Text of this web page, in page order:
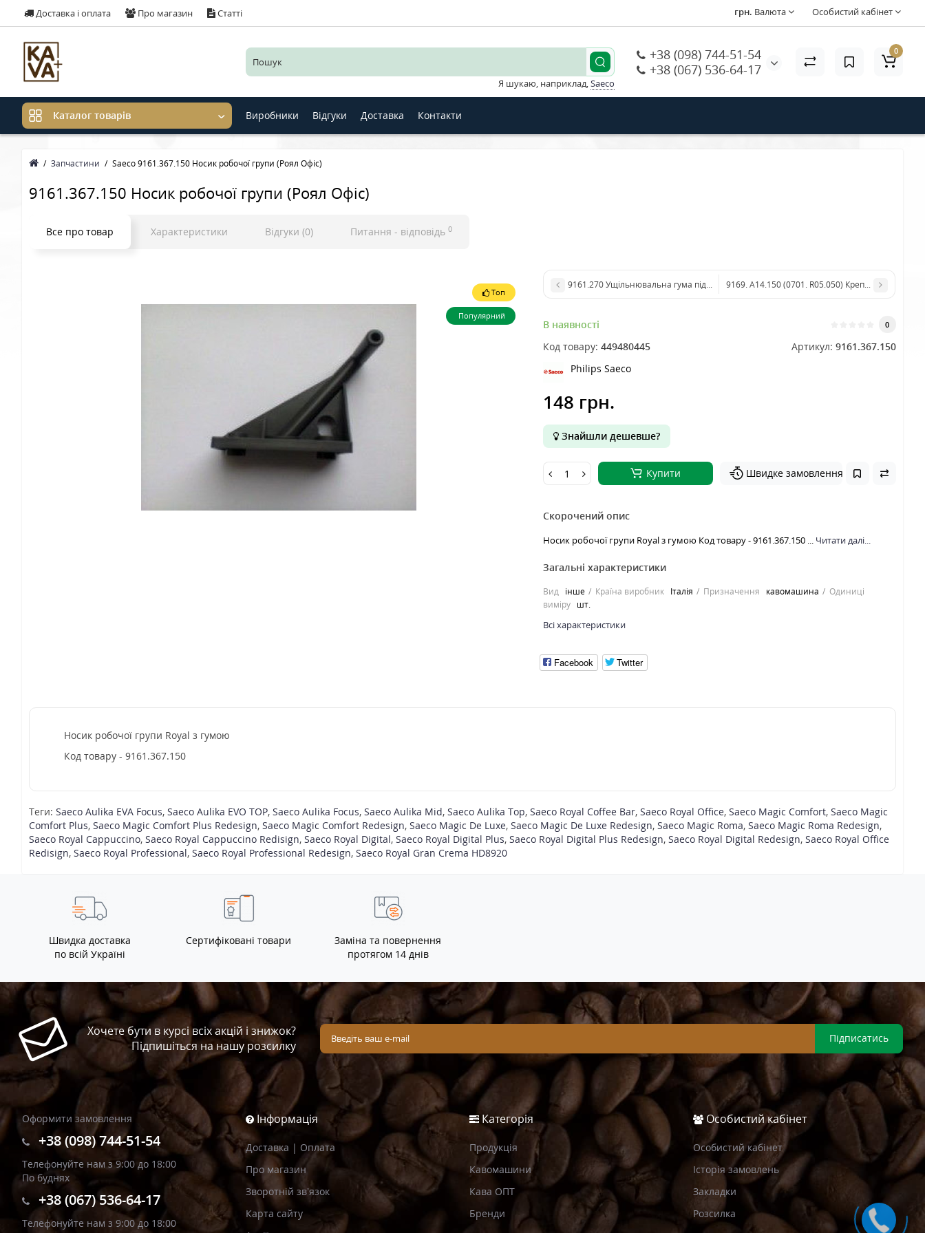
Доставка і оплата Про магазин Статті Особистий кабінет
грн. Валюта
+38 (098) 744-51-54
+38 (067) 536-64-17
Я шукаю, наприклад,Saeco
0
Каталог товарів Виробники Відгуки Доставка Контакти
Запчастини Saeco 9161.367.150 Носик робочої групи (Роял Офіс)
9161.367.150 Носик робочої групи (Роял Офіс)
Все про товар Характеристики Відгуки (0) Питання - відповідь 0
Топ
Популярний
9161.270 Ущільнювальна гума під бункер зерна Вієнна9169. А14.150 (0701. R05.050) Креплення сита у
В наявності 0
Код товару: 449480445 Артикул: 9161.367.150
Philips Saeco
148 грн.
Знайшли дешевше?
Купити Швидке замовлення
Скорочений опис
Носик робочої групи Royal з гумою Код товару - 9161.367.150 ... Читати далі...
Загальні характеристики
Вид інше Країна виробник Італія Призначення кавомашина
Одиниці
виміру
шт.
Всі характеристики
Facebook Twitter
Носик робочої групи Royal з гумою
Код товару - 9161.367.150
Теги: Saeco Aulika EVA Focus, Saeco Aulika EVO TOP, Saeco Aulika Focus, Saeco Aulika Mid, Saeco Aulika Top, Saeco Royal Coffee Bar, Saeco Royal Office, Saeco Magic Comfort, Saeco Magic
Comfort Plus, Saeco Magic Comfort Plus Redesign, Saeco Magic Comfort Redesign, Saeco Magic De Luxe, Saeco Magic De Luxe Redesign, Saeco Magic Roma, Saeco Magic Roma Redesign,
Saeco Royal Cappuccino, Saeco Royal Cappuccino Redisign, Saeco Royal Digital, Saeco Royal Digital Plus, Saeco Royal Digital Plus Redesign, Saeco Royal Digital Redesign, Saeco Royal Office
Redisign, Saeco Royal Professional, Saeco Royal Professional Redesign, Saeco Royal Gran Crema HD8920
Швидка доставка
по всій Україні
Сертифіковані товари
Заміна та повернення
протягом 14 днів
Хочете бути в курсі всіх акцій і знижок?
Підпишіться на нашу розсилку
Підписатись
Оформити замовлення
+38 (098) 744-51-54
Телефонуйте нам з 9:00 до 18:00
По буднях
+38 (067) 536-64-17
Телефонуйте нам з 9:00 до 18:00
Інформація
Доставка | Оплата
Про магазин
Зворотній зв’язок
Карта сайту
Категорія
Продукція
Кавомашини
Кава ОПТ
Бренди
Особистий кабінет
Особистий кабінет
Історія замовлень
Закладки
Розсилка